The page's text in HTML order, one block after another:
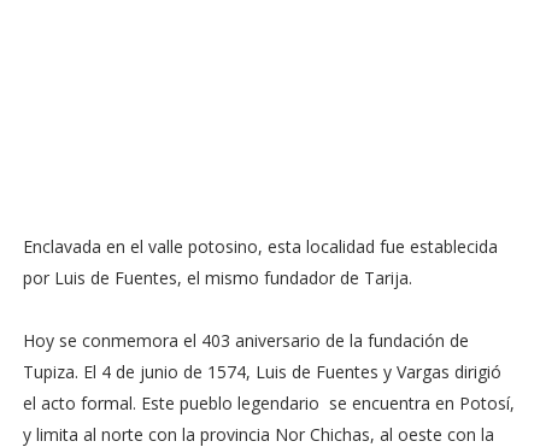
Enclavada en el valle potosino, esta localidad fue establecida
por Luis de Fuentes, el mismo fundador de Tarija.
Hoy se conmemora el 403 aniversario de la fundación de
Tupiza. El 4 de junio de 1574, Luis de Fuentes y Vargas dirigió
el acto formal. Este pueblo legendario se encuentra en Potosí,
y limita al norte con la provincia Nor Chichas, al oeste con la